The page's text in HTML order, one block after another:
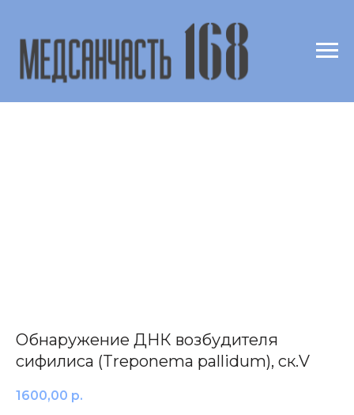
Обнаружение ДНК возбудителя
сифилиса (Treponema pallidum), ск.V
1600,00 р.